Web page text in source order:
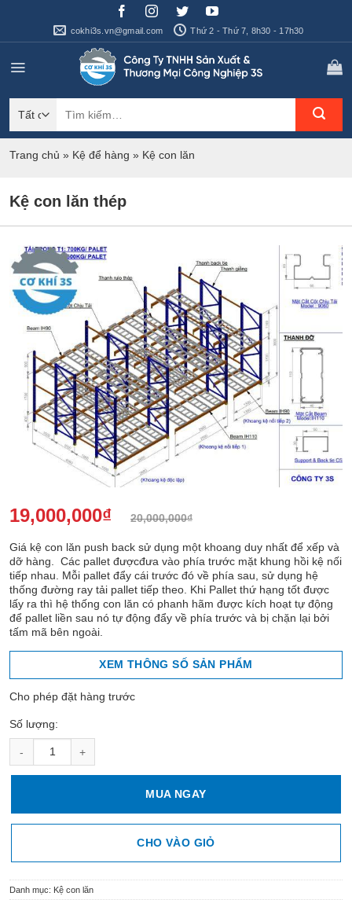
cokhi3s.vn@gmail.com Thứ 2 - Thứ 7, 8h30 - 17h30
kiếm:
Trang chủ » Kệ để hàng » Kệ con lăn
Kệ con lăn thép
20,000,000₫
gốc
là:
20,000,000₫.
19,000,000₫
hiện
tại
là:
19,000,000₫.
Giá kệ con lăn push back sử dụng một khoang duy nhất để xếp và
dỡ hàng. Các pallet đượcđưa vào phía trước mặt khung hồi kệ nối
tiếp nhau. Mỗi pallet đẩy cái trước đó về phía sau, sử dụng hệ
thống đường ray tải pallet tiếp theo. Khi Pallet thứ hạng tốt được
lấy ra thì hệ thống con lăn có phanh hãm được kích hoạt tự động
để pallet liền sau nó tự động đẩy về phía trước và bị chặn lại bởi
tấm mã bên ngoài.
XEM THÔNG SỐ SẢN PHẨM
Cho phép đặt hàng trước
Số lượng:
MUA NGAY
CHO VÀO GIỎ
Danh mục: Kệ con lăn